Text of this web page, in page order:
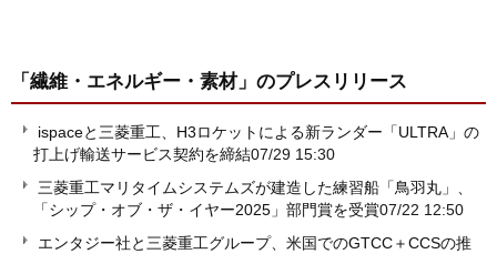
「繊維・エネルギー・素材」 のプレスリリース
ispaceと三菱重工、H3ロケットによる新ランダー「ULTRA」の
打上げ輸送サービス契約を締結07/29 15:30
三菱重工マリタイムシステムズが建造した練習船「鳥羽丸」、
「シップ・オブ・ザ・イヤー2025」部門賞を受賞07/22 12:50
エンタジー社と三菱重工グループ、米国でのGTCC＋CCSの推